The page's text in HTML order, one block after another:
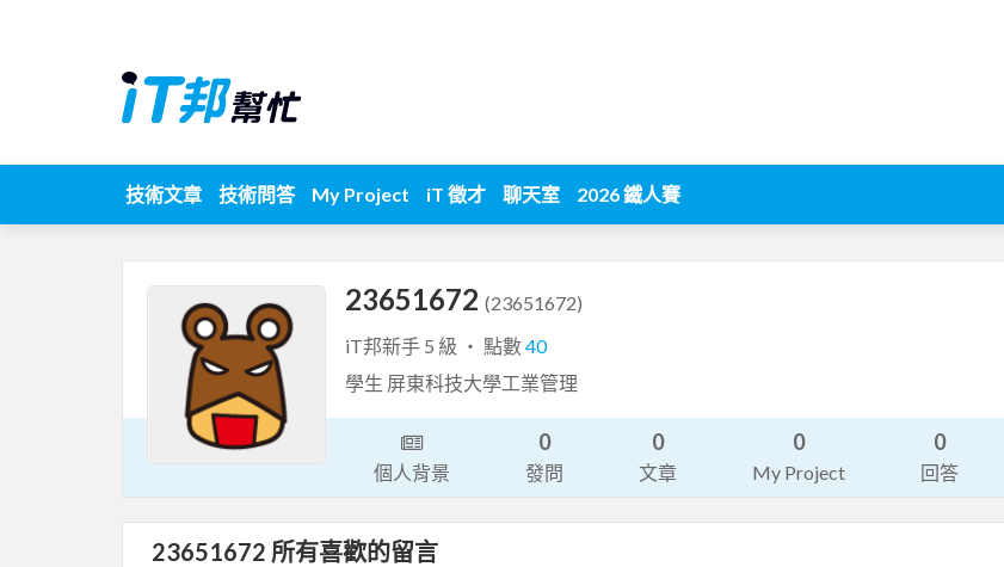
技術文章 技術問答 My Project iT 徵才 聊天室 2026 鐵人賽
23651672 (23651672)
iT邦新手 5 級 ‧ 點數40
學生 屏東科技大學工業管理
個人背景
0
發問
0
文章
0
My Project
0
回答
23651672 所有喜歡的留言